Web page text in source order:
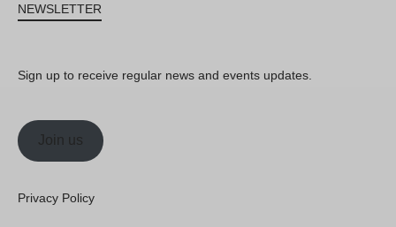
NEWSLETTER
Sign up to receive regular news and events updates.
Join us
Privacy Policy